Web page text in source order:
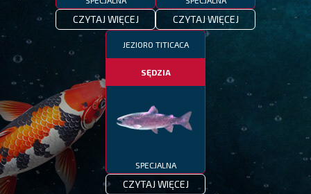
CZYTAJ WIĘCEJ CZYTAJ WIĘCEJ
JEZIORO TITICACA
SĘDZIA
SPECJALNA
CZYTAJ WIĘCEJ